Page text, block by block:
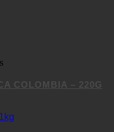
COLOMBIA – 220G